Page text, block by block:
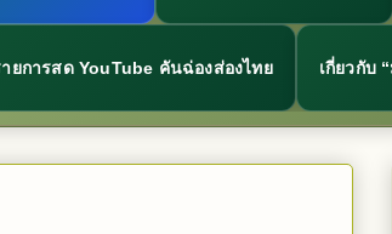
ยการสด YouTube คันฉ่องส่องไทย เกี่ยวกับ